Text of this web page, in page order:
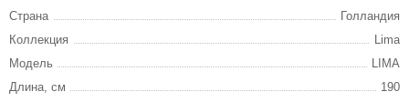
Страна
Голландия
Коллекция
Lima
Модель
LIMA
Длина, см
190